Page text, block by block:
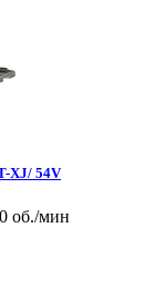
XJ/ 54V
об./мин